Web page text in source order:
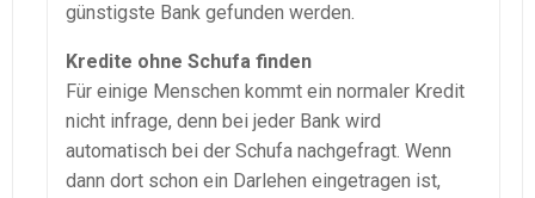
günstigste Bank gefunden werden.
Kredite ohne Schufa finden
Für einige Menschen kommt ein normaler Kredit
nicht infrage, denn bei jeder Bank wird
automatisch bei der Schufa nachgefragt. Wenn
dann dort schon ein Darlehen eingetragen ist,